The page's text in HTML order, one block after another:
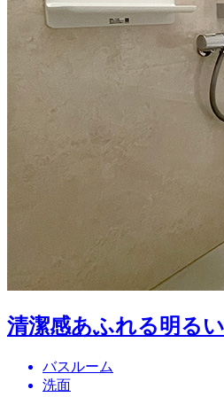
清潔感あふれる明る
バスルーム
洗面